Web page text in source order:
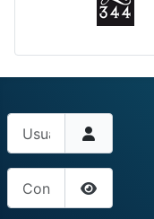
Usuario
Mostrar